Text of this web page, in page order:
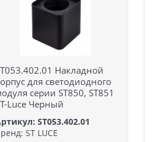
Накладной
для светодиодного
серии ST850, ST851
Luce Черный
ST053.402.01
ST LUCE